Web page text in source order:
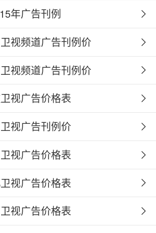
年广告刊例
视频道广告刊例价
视频道广告刊例价
视广告价格表
视广告刊例价
视广告价格表
视广告价格表
视广告价格表